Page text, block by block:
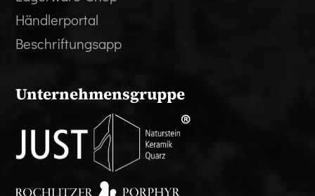
Händlerportal
Beschriftungsapp
Unternehmensgruppe